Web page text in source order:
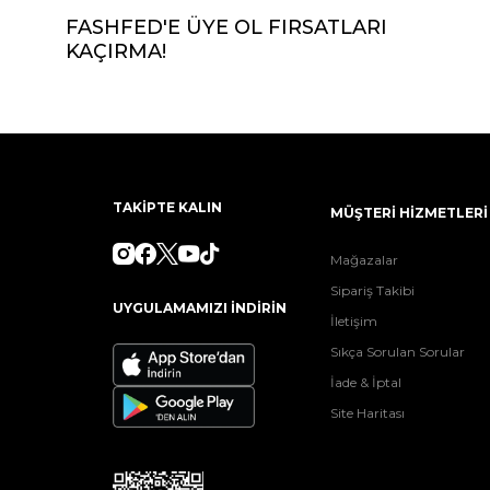
FASHFED'E ÜYE OL FIRSATLARI
KAÇIRMA!
TAKİPTE KALIN
UYGULAMAMIZI İNDİRİN
MÜŞTERİ HİZMETLERİ
Mağazalar
Sipariş Takibi
İletişim
Sıkça Sorulan Sorular
İade & İptal
Site Haritası